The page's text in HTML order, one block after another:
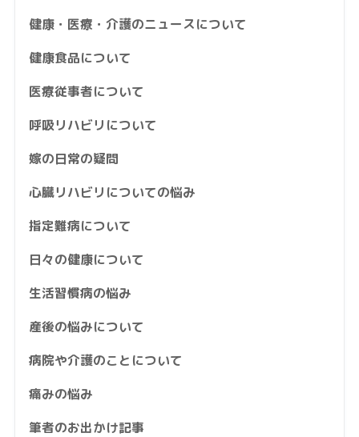
健康・医療・介護のニュースについて
健康食品について
医療従事者について
呼吸リハビリについて
嫁の日常の疑問
心臓リハビリについての悩み
指定難病について
日々の健康について
生活習慣病の悩み
産後の悩みについて
病院や介護のことについて
痛みの悩み
筆者のお出かけ記事